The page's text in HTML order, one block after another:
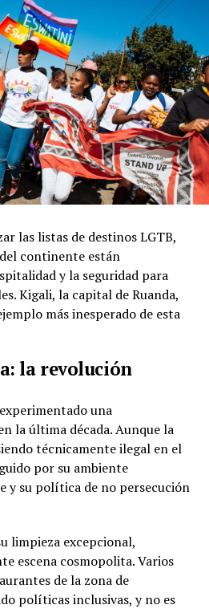
las listas de destinos LGTB,
continente están
y la seguridad para
Kigali, la capital de Ruanda,
más inesperado de esta
la revolución
una
la última década. Aunque la
técnicamente ilegal en el
por su ambiente
y su política de no persecución
limpieza excepcional,
escena cosmopolita. Varios
de la zona de
políticas inclusivas, y no es